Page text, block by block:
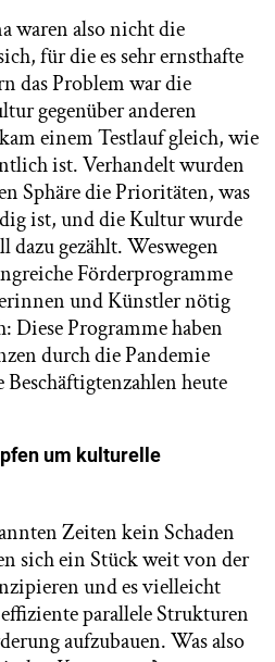
waren also nicht die
für die es sehr ernsthafte
das Problem war die
gegenüber anderen
einem Testlauf gleich, wie
ist. Verhandelt wurden
Sphäre die Prioritäten, was
ist, und die Kultur wurde
gezählt. Weswegen
Förderprogramme
und Künstler nötig
Diese Programme haben
durch die Pandemie
Beschäftigtenzahlen heute
um kulturelle
Zeiten kein Schaden
sich ein Stück weit von der
und es vielleicht
parallele Strukturen
aufzubauen. Was also